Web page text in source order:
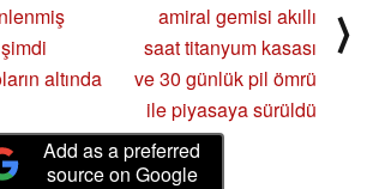
altında
amiral gemisi akıllı
saat titanyum kasası
ve 30 günlük pil ömrü
ile piyasaya sürüldü
⟩
Add as a preferred
source on Google